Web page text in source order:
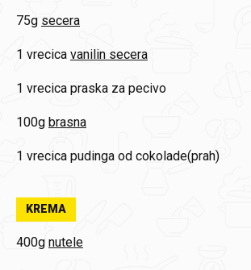
75g secera
1 vrecica vanilin secera
1 vrecica praska za pecivo
100g brasna
1 vrecica pudinga od cokolade(prah)
KREMA
400g nutele